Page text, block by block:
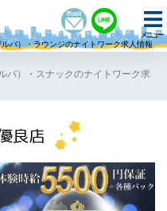
メニュー
バ）・ラウンジのナイトワーク求人情報
良店